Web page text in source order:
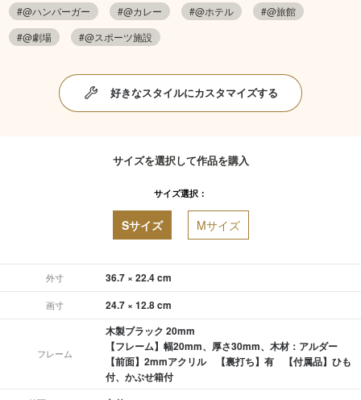
#@ハンバーガー
#@カレー #@ホテル
#@旅館
#@劇場
#@スポーツ施設
好きなスタイルにカスタマイズする
サイズを選択して作品を購入
サイズ選択：
Sサイズ Mサイズ
外寸 36.7 × 22.4 cm
画寸 24.7 × 12.8 cm
フレーム
木製ブラック 20mm
【フレーム】幅20mm、厚さ30mm、木材：アルダー
【前面】2mmアクリル 【裏打ち】有 【付属品】ひも
付、かぶせ箱付